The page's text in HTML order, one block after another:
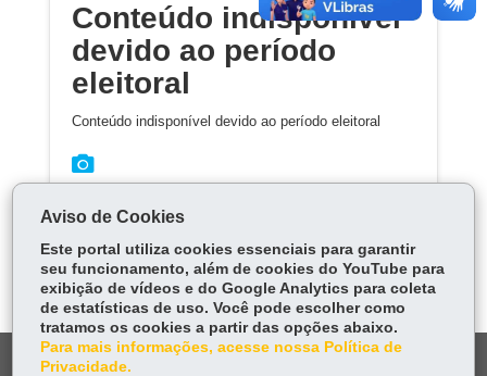
Conteúdo indisponível
devido ao período
eleitoral
Conteúdo indisponível devido ao período eleitoral
DENUNCIE CORRUPÇÃO
Aviso de Cookies
Este portal utiliza cookies essenciais para garantir
seu funcionamento, além de cookies do YouTube para
exibição de vídeos e do Google Analytics para coleta
de estatísticas de uso. Você pode escolher como
tratamos os cookies a partir das opções abaixo.
Para mais informações, acesse nossa Política de
Privacidade.